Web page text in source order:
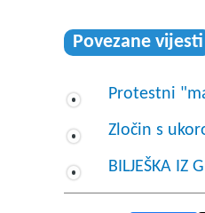
Povezane vijesti
Protestni
Zločin s
BILJEŠKA IZ